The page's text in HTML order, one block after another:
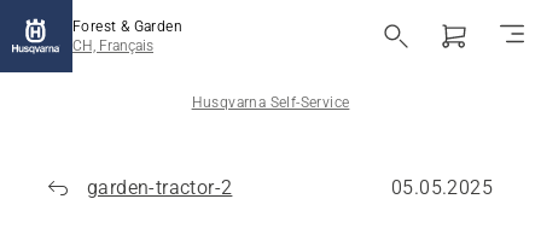
Forest & Garden
CH, Français
Husqvarna Self-Service
garden-tractor-2 05.05.2025